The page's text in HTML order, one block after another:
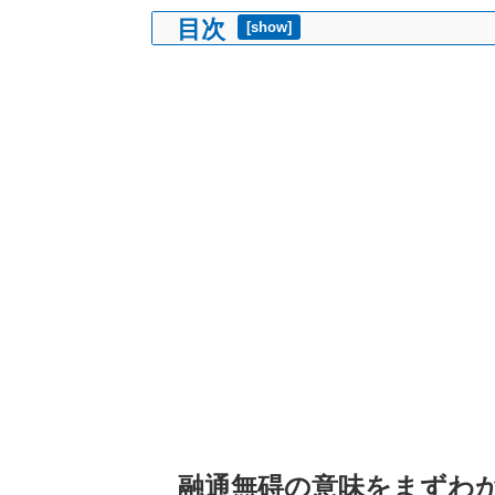
目次 [show]
融通無碍の意味をまずわ